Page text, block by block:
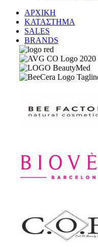
ΑΡΧΙΚΗ
ΚΑΤΑΣΤΗΜΑ
SALES
BRANDS